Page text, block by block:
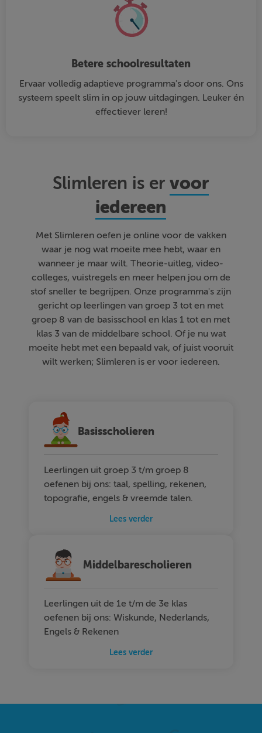
Betere schoolresultaten
Ervaar volledig adaptieve programma's door ons. Ons
systeem speelt slim in op jouw uitdagingen. Leuker én
effectiever leren!
Slimleren is ervoor
iedereen
Met Slimleren oefen je online voor de vakken
waar je nog wat moeite mee hebt, waar en
wanneer je maar wilt. Theorie-uitleg, video-
colleges, vuistregels en meer helpen jou om de
stof sneller te begrijpen. Onze programma's zijn
gericht op leerlingen van groep 3 tot en met
groep 8 van de basisschool en klas 1 tot en met
klas 3 van de middelbare school. Of je nu wat
moeite hebt met een bepaald vak, of juist vooruit
wilt werken; Slimleren is er voor iedereen.
Basisscholieren
Leerlingen uit groep 3 t/m groep 8
oefenen bij ons: taal, spelling, rekenen,
topografie, engels & vreemde talen.
Lees verder
Middelbarescholieren
Leerlingen uit de 1e t/m de 3e klas
oefenen bij ons: Wiskunde, Nederlands,
Engels & Rekenen
Lees verder